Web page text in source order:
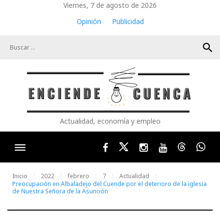
Viernes, 7 de agosto de 2026
Opinión
Publicidad
search
Actualidad, economía y empleo
FacebookTwitterInstagram
YoutubeThreads
Inicio 2022 febrero 7
Actualidad
Preocupación en Albaladejo del Cuende por el deterioro de la iglesia
de Nuestra Señora de la Asunción